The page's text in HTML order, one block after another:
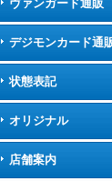
ヴァンガード通販
デジモンカード通
状態表記
オリジナル
店舗案内